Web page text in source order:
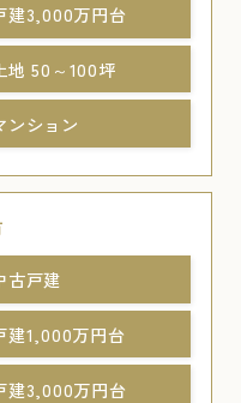
建3,000万円台
地 50～100坪
ンション
古戸建
建1,000万円台
建3,000万円台